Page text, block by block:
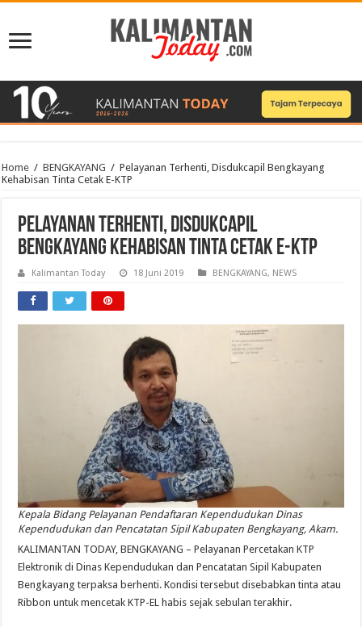
Home / BENGKAYANG / Pelayanan Terhenti, Disdukcapil Bengkayang
Kehabisan Tinta Cetak E-KTP
Pelayanan Terhenti, Disdukcapil
Bengkayang Kehabisan Tinta Cetak E-KTP
Kalimantan Today 18 Juni 2019 BENGKAYANG, NEWS
Kepala Bidang Pelayanan Pendaftaran Kependudukan Dinas
Kependudukan dan Pencatatan Sipil Kabupaten Bengkayang, Akam.
KALIMANTAN TODAY, BENGKAYANG – Pelayanan Percetakan KTP
Elektronik di Dinas Kependudukan dan Pencatatan Sipil Kabupaten
Bengkayang terpaksa berhenti. Kondisi tersebut disebabkan tinta atau
Ribbon untuk mencetak KTP-EL habis sejak sebulan terakhir.